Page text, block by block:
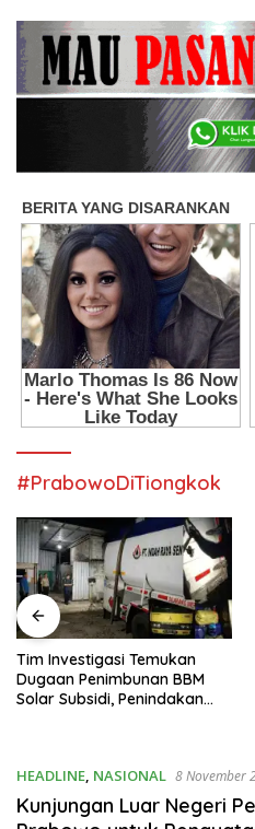
#PrabowoDiTiongkok
Temukan
BBM
Penindakan
Pani Gold
Marisa Jaga
Lingkungan
HEADLINE, NASIONAL 8 November
Kunjungan Luar Negeri